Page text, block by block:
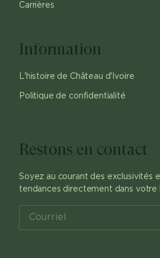
Carrières
Information
L'histoire de Château d'Ivoire
Politique de confidentialité
Restons en contact
Soyez au courant des exclusivités
tendances directement dans votre